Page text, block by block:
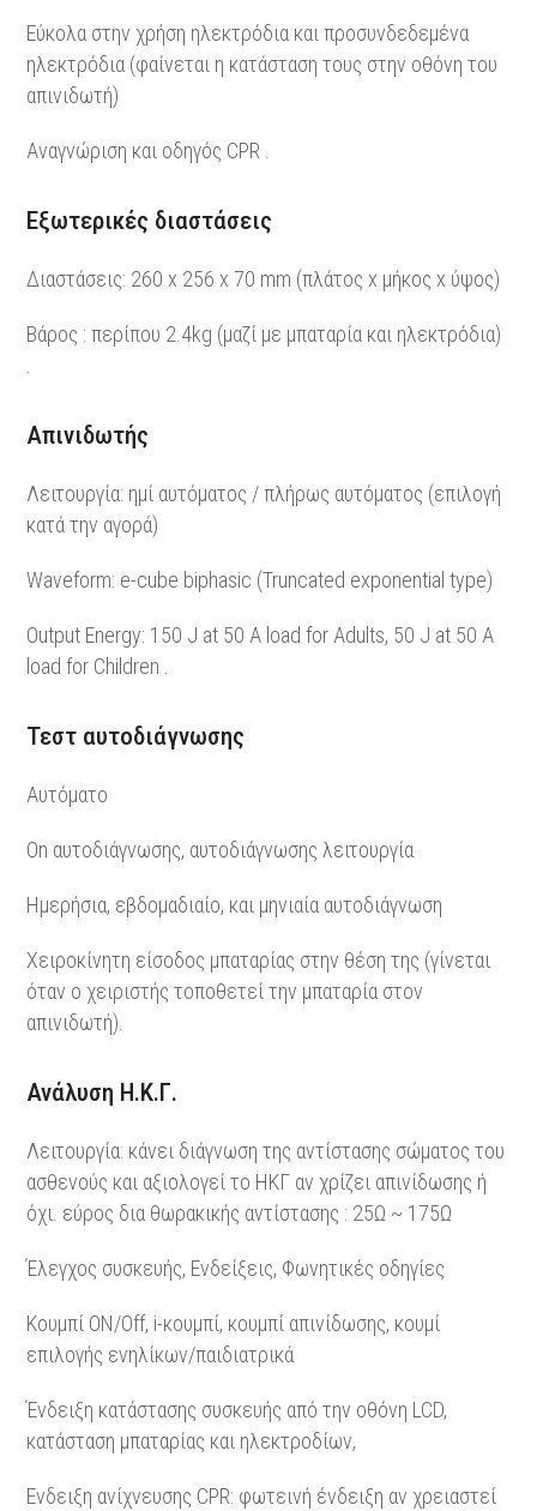
Εύκολα στην χρήση ηλεκτρόδια και προσυνδεδεμένα
ηλεκτρόδια (φαίνεται η κατάσταση τους στην οθόνη του
απινιδωτή)
Αναγνώριση και οδηγός CPR .
Εξωτερικές διαστάσεις
Διαστάσεις: 260 x 256 x 70 mm (πλάτος x μήκος x ύψος)
Βάρος : περίπου 2.4kg (μαζί με μπαταρία και ηλεκτρόδια)
Απινιδωτής
Λειτουργία: ημί αυτόματος / πλήρως αυτόματος (επιλογή
κατά την αγορά)
Waveform: e-cube biphasic (Truncated exponential type)
Output Energy: 150 J at 50 A load for Adults, 50 J at 50 A
load for Children .
Τεστ αυτοδιάγνωσης
Αυτόματο
On αυτοδιάγνωσης, αυτοδιάγνωσης λειτουργία
Ημερήσια, εβδομαδιαίο, και μηνιαία αυτοδιάγνωση
Χειροκίνητη είσοδος μπαταρίας στην θέση της (γίνεται
όταν ο χειριστής τοποθετεί την μπαταρία στον
απινιδωτή).
Ανάλυση Η.Κ.Γ.
Λειτουργία: κάνει διάγνωση της αντίστασης σώματος του
ασθενούς και αξιολογεί το ΗΚΓ αν χρίζει απινίδωσης ή
όχι. εύρος δια θωρακικής αντίστασης : 25Ω ~ 175Ω
Έλεγχος συσκευής, Ενδείξεις, Φωνητικές οδηγίες
Κουμπί ON/Off, i-κουμπί, κουμπί απινίδωσης, κουμί
επιλογής ενηλίκων/παιδιατρικά
Ένδειξη κατάστασης συσκευής από την οθόνη LCD,
κατάσταση μπαταρίας και ηλεκτροδίων,
Ενδειξη ανίχνευσης CPR: φωτεινή ένδειξη αν χρειαστεί